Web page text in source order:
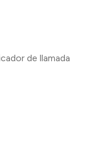
de llamada